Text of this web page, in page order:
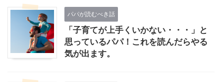
パパが読むべき話
「子育てが上手くいかない・・・」と
思っているパパ！これを読んだらやる
気が出ます。